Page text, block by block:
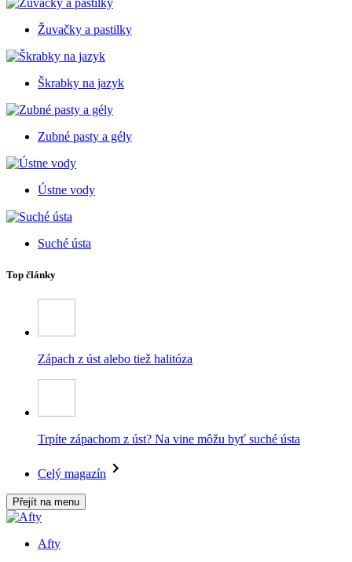
Žuvačky a pastilky
Škrabky na jazyk
Zubné pasty a gély
Ústne vody
Suché ústa
Top články
Zápach z úst alebo tiež halitóza
Trpíte zápachom z úst? Na vine môžu byť suché ústa
Celý magazín
Přejít na menu
Afty